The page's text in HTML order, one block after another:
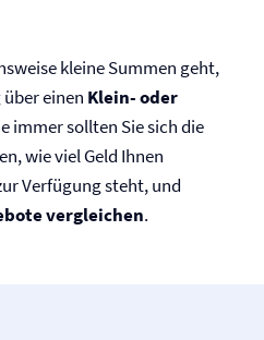
kleine Summen geht,
einen Klein- oder
immer sollten Sie sich die
wie viel Geld Ihnen
Verfügung steht, und
vergleichen.